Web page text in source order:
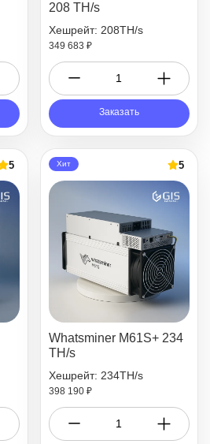
208 TH/s
Хешрейт: 208TH/s
349 683 ₽
Заказать
5 5
Хит
Whatsminer M61S+ 234
TH/s
Хешрейт: 234TH/s
398 190 ₽